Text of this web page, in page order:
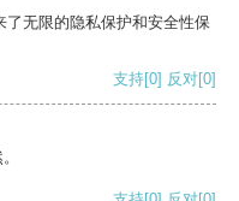
无限的隐私保护和安全性保
支持[0] 反对[0]